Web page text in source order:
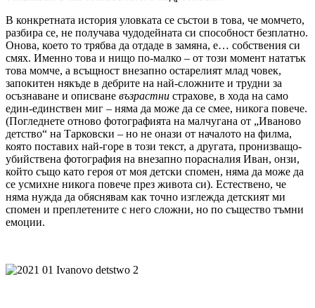
В конкретната история уловката се състои в това, че момчето,
разбира се, не получава чудодейната си способност безплатно.
Онова, което то трябва да отдаде в замяна, е… собствения си
смях. Именно това и нищо по-малко – от този момент нататък
това момче, а всъщност внезапно остарелият млад човек,
запокитен някъде в дебрите на най-сложните и трудни за
осъзнаване и описване възрастни страхове, в хода на само
един-единствен миг – няма да може да се смее, никога повече.
(Погледнете отново фотографията на малчугана от „Иваново
детство“ на Тарковски – но не онази от началото на филма,
която поставих най-горе в този текст, а другата, пронизващо-
убийствена фотография на внезапно порасналия Иван, онзи,
който също като героя от моя детски спомен, няма да може да
се усмихне никога повече през живота си). Естествено, че
няма нужда да обяснявам как точно изглежда детският ми
спомен и преплетените с него сложни, но по същество тъмни
емоции.